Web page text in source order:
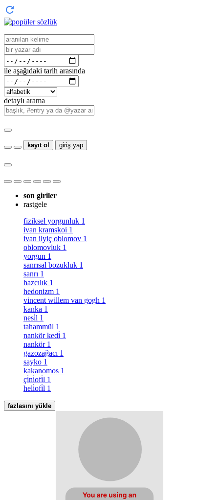
ile aşağıdaki tarih arasında
detaylı arama
kayıt ol giriş yap
son giriler
rastgele
fiziksel yorgunluk 1
ivan kramskoi 1
ivan ilyiç oblomov 1
oblomovluk 1
yorgun 1
sanrısal bozukluk 1
sanrı 1
hazcılık 1
hedonizm 1
vincent willem van gogh 1
kanka 1
nesi̇l 1
tahammül 1
nankör kedi̇ 1
nankör 1
gazozağacı 1
sayko 1
kakanomos 1
çi̇ni̇ofi̇l 1
heli̇ofi̇l 1
fazlasını yükle